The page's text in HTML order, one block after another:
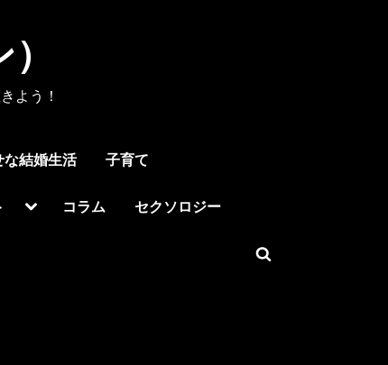
よう！
な結婚生活 子育て
Toggleコラム セクソロジー
Toggle